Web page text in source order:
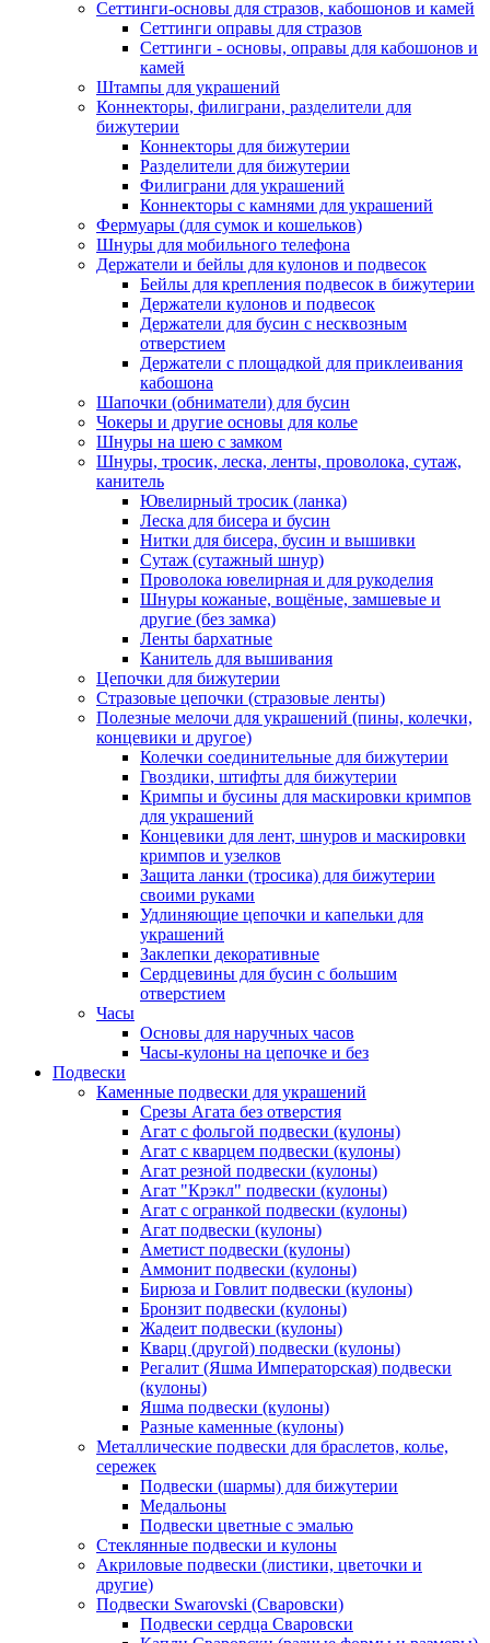
Сеттинги-основы для стразов, кабошонов и камей
Сеттинги оправы для стразов
Сеттинги - основы, оправы для кабошонов и
камей
Штампы для украшений
Коннекторы, филиграни, разделители для
бижутерии
Коннекторы для бижутерии
Разделители для бижутерии
Филиграни для украшений
Коннекторы с камнями для украшений
Фермуары (для сумок и кошельков)
Шнуры для мобильного телефона
Держатели и бейлы для кулонов и подвесок
Бейлы для крепления подвесок в бижутерии
Держатели кулонов и подвесок
Держатели для бусин с несквозным
отверстием
Держатели с площадкой для приклеивания
кабошона
Шапочки (обниматели) для бусин
Чокеры и другие основы для колье
Шнуры на шею с замком
Шнуры, тросик, леска, ленты, проволока, сутаж,
канитель
Ювелирный тросик (ланка)
Леска для бисера и бусин
Нитки для бисера, бусин и вышивки
Сутаж (сутажный шнур)
Проволока ювелирная и для рукоделия
Шнуры кожаные, вощёные, замшевые и
другие (без замка)
Ленты бархатные
Канитель для вышивания
Цепочки для бижутерии
Стразовые цепочки (стразовые ленты)
Полезные мелочи для украшений (пины, колечки,
концевики и другое)
Колечки соединительные для бижутерии
Гвоздики, штифты для бижутерии
Кримпы и бусины для маскировки кримпов
для украшений
Концевики для лент, шнуров и маскировки
кримпов и узелков
Защита ланки (тросика) для бижутерии
своими руками
Удлиняющие цепочки и капельки для
украшений
Заклепки декоративные
Сердцевины для бусин с большим
отверстием
Часы
Основы для наручных часов
Часы-кулоны на цепочке и без
Подвески
Каменные подвески для украшений
Срезы Агата без отверстия
Агат с фольгой подвески (кулоны)
Агат с кварцем подвески (кулоны)
Агат резной подвески (кулоны)
Агат "Крэкл" подвески (кулоны)
Агат с огранкой подвески (кулоны)
Агат подвески (кулоны)
Аметист подвески (кулоны)
Аммонит подвески (кулоны)
Бирюза и Говлит подвески (кулоны)
Бронзит подвески (кулоны)
Жадеит подвески (кулоны)
Кварц (другой) подвески (кулоны)
Регалит (Яшма Императорская) подвески
(кулоны)
Яшма подвески (кулоны)
Разные каменные (кулоны)
Металлические подвески для браслетов, колье,
сережек
Подвески (шармы) для бижутерии
Медальоны
Подвески цветные с эмалью
Стеклянные подвески и кулоны
Акриловые подвески (листики, цветочки и
другие)
Подвески Swarovski (Сваровски)
Подвески сердца Сваровски